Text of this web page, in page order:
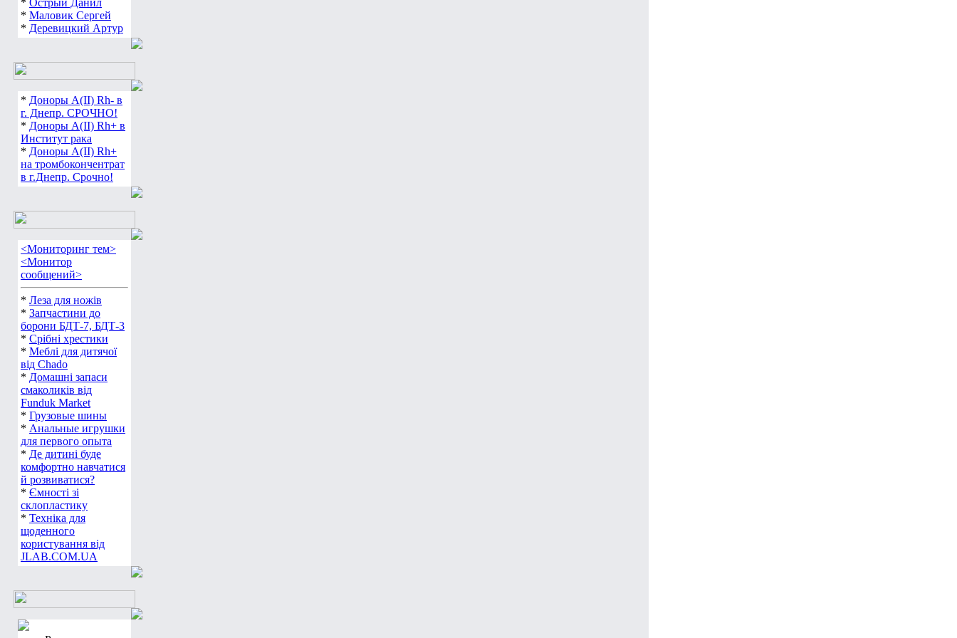
* Острый Данил
* Маловик Сергей
* Деревицкий Артур
* Доноры А(ІІ) Rh- в
г. Днепр. СРОЧНО!
* Доноры А(ІІ) Rh+ в
Институт рака
* Доноры А(ІІ) Rh+
на тромбокончентрат
в г.Днепр. Срочно!
<Мониторинг тем>
<Монитор
сообщений>
* Леза для ножів
* Запчастини до
борони БДТ-7, БДТ-3
* Срібні хрестики
* Меблі для дитячої
від Chado
* Домашні запаси
смаколиків від
Funduk Market
* Грузовые шины
* Анальные игрушки
для первого опыта
* Де дитині буде
комфортно навчатися
й розвиватися?
* Ємності зі
склопластику
* Техніка для
щоденного
користування від
JLAB.COM.UA